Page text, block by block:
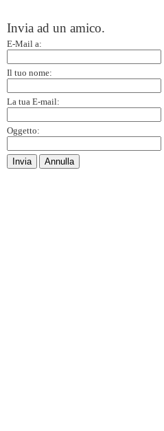
Invia ad un amico.
E-Mail a:
Il tuo nome:
La tua E-mail:
Oggetto:
Invia Annulla